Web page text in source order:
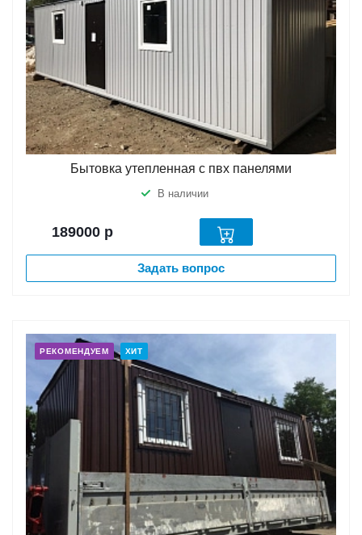
Бытовка утепленная с пвх панелями
В наличии
189000 р
Задать вопрос
РЕКОМЕНДУЕМ ХИТ